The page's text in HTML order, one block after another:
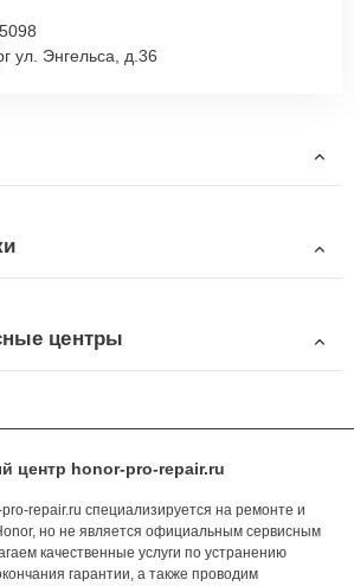
ул. Энгельса, д.36
центры
центр honor-pro-repair.ru
repair.ru специализируется на ремонте и
но не является официальным сервисным
качественные услуги по устранению
гарантии, а также проводим